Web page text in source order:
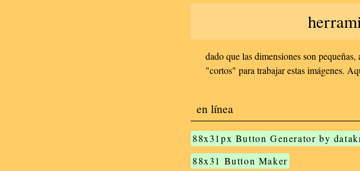
dado que las dimensiones son
"cortos" para trabajar estas imágenes.
en línea
88x31px Button Generator by
88x31 Button Maker